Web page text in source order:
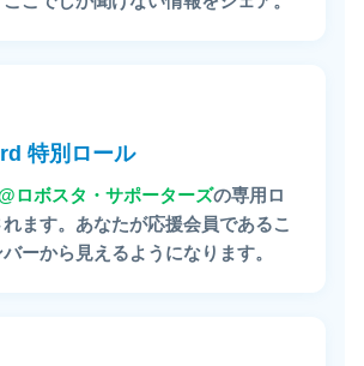
特別ロール
ロボスタ・サポーターズの専用ロ
ます。あなたが応援会員であるこ
ーから見えるようになります。